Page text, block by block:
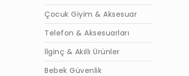
Çocuk Giyim & Aksesuar
Telefon & Aksesuarları
İlginç & Akıllı Ürünler
Bebek Güvenlik